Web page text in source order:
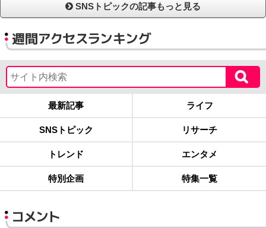
SNSトピックの記事もっと見る
週間アクセスランキング
最新記事 ライフ
SNSトピック リサーチ
トレンド エンタメ
特別企画 特集一覧
コメント